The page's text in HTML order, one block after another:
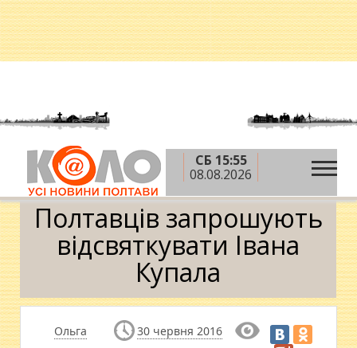
СБ 15:55
08.08.2026
Головна » Новини » Афіша »Полтавців
запрошують відсвяткувати Івана Купала
Полтавців запрошують
відсвяткувати Івана
Купала
Ольга
30 червня 2016